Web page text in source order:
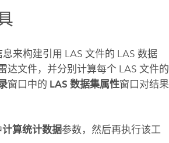
来构建引用 LAS 文件的 LAS 数据
达文件，并分别计算每个 LAS 文件的
窗口中的 LAS 数据集属性窗口对结果
计算统计数据参数，然后再执行该工